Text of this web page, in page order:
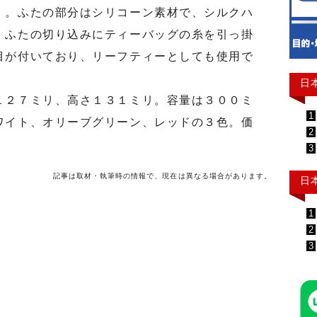
ふたの部分はシリコーン素材で、シルクハ
たの切り込みにティーバッグの糸を引っ掛
付いており、リーフティーとしても使用で
７ミリ、高さ１３１ミリ。容量は３００ミ
ト、オリーブグリーン、レッドの３色。価
記事は取材・執筆時の情報で、現在は異なる場合があります。
日
1
2
3
日
1
2
3